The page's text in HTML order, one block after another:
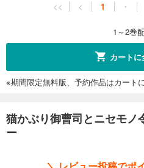
<< < 1 ・
1～2巻
カート
※期間限定無料版、予約作品はカート
猫かぶり御曹司とニセモ
ー